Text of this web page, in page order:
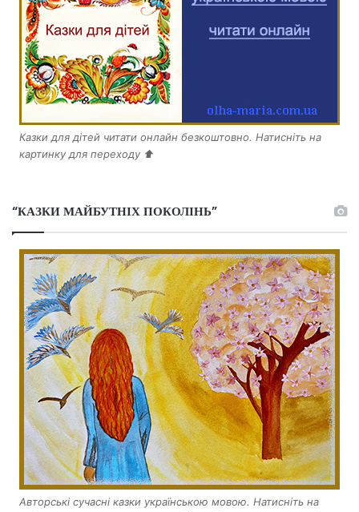
Казки для дітей читати онлайн безкоштовно. Натисніть на
картинку для переходу ⬆️
“КАЗКИ МАЙБУТНІХ ПОКОЛІНЬ”
Авторські сучасні казки українською мовою. Натисніть на